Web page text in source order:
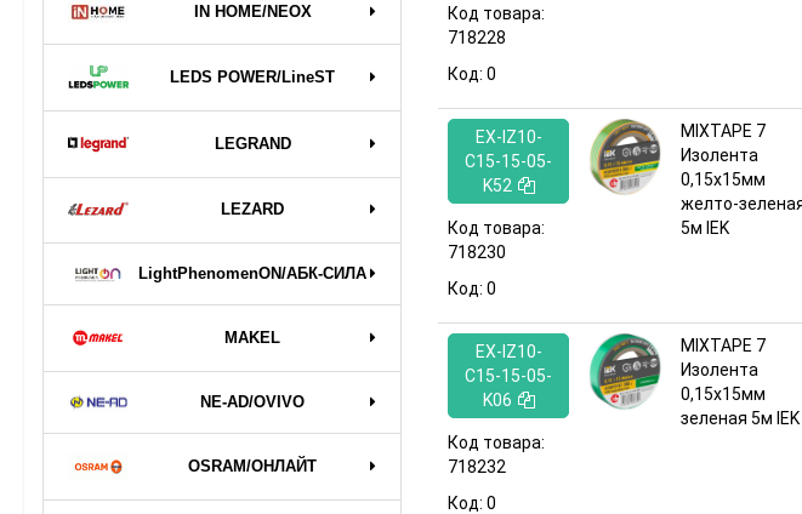
IN HOME/NEOX
LEDS POWER/LineST
LEGRAND
LEZARD
LightPhenomenON/АБК-СИЛА
MAKEL
NE-AD/OVIVO
OSRAM/ОНЛАЙТ
Код товара:
718228
Код: 0
EX-IZ10-
C15-15-05-
K52
Код товара:
718230
Код: 0
MIXTAPE 7
Изолента
0,15х15мм
желто-
5м IEK
EX-IZ10-
C15-15-05-
K06
Код товара:
718232
Код: 0
MIXTAPE 7
Изолента
0,15х15мм
зеленая 5м IEK